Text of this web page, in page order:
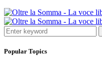
Popular Topics